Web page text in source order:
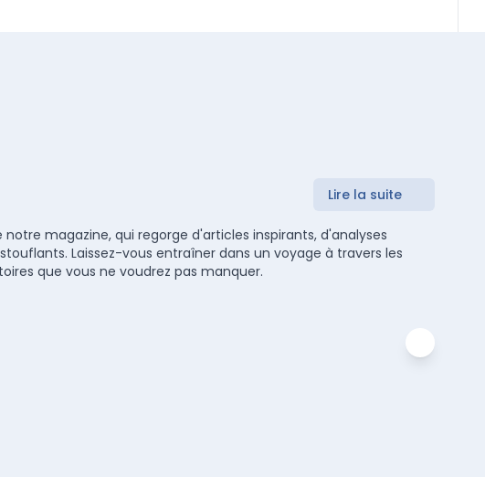
Lire la suite
magazine, qui regorge d'articles inspirants, d'analyses
Laissez-vous entraîner dans un voyage à travers les
que vous ne voudrez pas manquer.